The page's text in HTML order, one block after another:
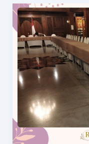
Praktis
untuk
Berbagai
Event
Area
Jatibarang